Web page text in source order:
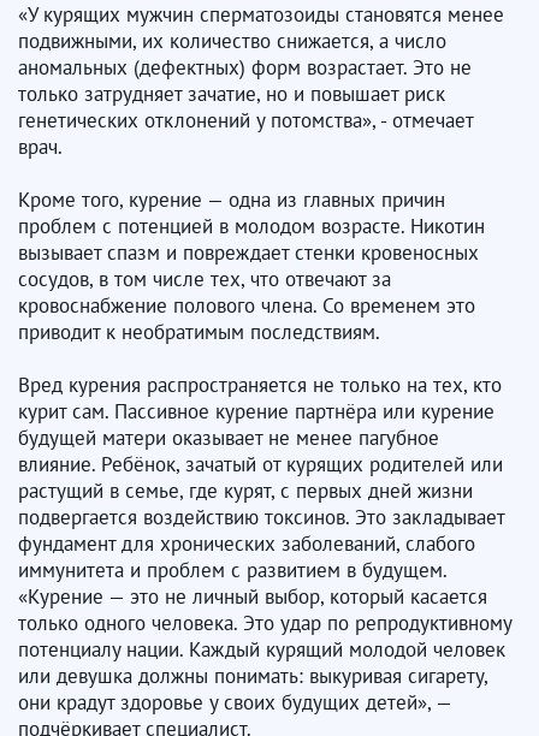
«У курящих мужчин сперматозоиды становятся менее
подвижными, их количество снижается, а число
аномальных (дефектных) форм возрастает. Это не
только затрудняет зачатие, но и повышает риск
генетических отклонений у потомства», - отмечает
врач.
Кроме того, курение — одна из главных причин
проблем с потенцией в молодом возрасте. Никотин
вызывает спазм и повреждает стенки кровеносных
сосудов, в том числе тех, что отвечают за
кровоснабжение полового члена. Со временем это
приводит к необратимым последствиям.
Вред курения распространяется не только на тех, кто
курит сам. Пассивное курение партнёра или курение
будущей матери оказывает не менее пагубное
влияние. Ребёнок, зачатый от курящих родителей или
растущий в семье, где курят, с первых дней жизни
подвергается воздействию токсинов. Это закладывает
фундамент для хронических заболеваний, слабого
иммунитета и проблем с развитием в будущем.
«Курение — это не личный выбор, который касается
только одного человека. Это удар по репродуктивному
потенциалу нации. Каждый курящий молодой человек
или девушка должны понимать: выкуривая сигарету,
они крадут здоровье у своих будущих детей», —
подчёркивает специалист.